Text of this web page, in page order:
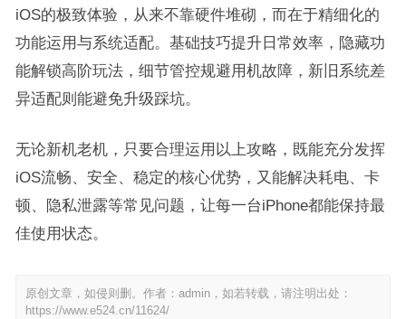
iOS的极致体验，从来不靠硬件堆砌，而在于精细化的
功能运用与系统适配。基础技巧提升日常效率，隐藏功
能解锁高阶玩法，细节管控规避用机故障，新旧系统差
异适配则能避免升级踩坑。
无论新机老机，只要合理运用以上攻略，既能充分发挥
iOS流畅、安全、稳定的核心优势，又能解决耗电、卡
顿、隐私泄露等常见问题，让每一台iPhone都能保持最
佳使用状态。
原创文章，如侵则删。作者：admin，如若转载，请注明出处：
https://www.e524.cn/11624/